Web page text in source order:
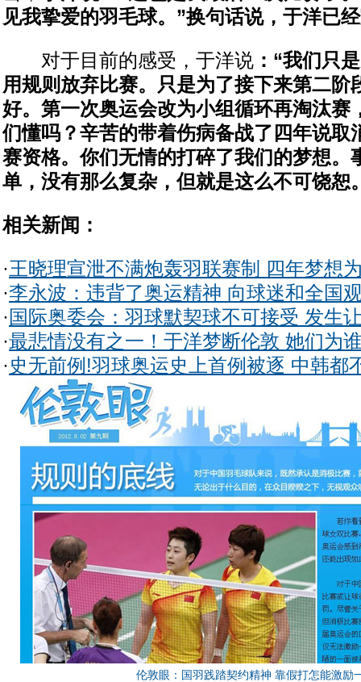
见我挚爱的羽毛球。”换句话说，于洋已
对于目前的感受，于洋说 ：“我们只
用规则放弃比赛。只是为了接下来第二阶
好。第一次奥运会改为小组循环再淘汰赛
们懂吗？辛苦的带着伤病备战了四年说取
赛资格。你们无情的打碎了我们的梦想。
单，没有那么复杂，但就是这么不可饶恕
相关新闻：
·王晓理宣泄不满炮轰羽联赛制 四年梦想
·李永波：违背了奥运精神 向球迷和全国
·国际奥委会：羽球默契球不可接受 发生
·最悲情没有之一！于洋梦断伦敦 她们为
·史无前例!羽球奥运史上首例被逐 中韩都
伦敦眼：国羽践踏契约精神 靠假打怎能激励